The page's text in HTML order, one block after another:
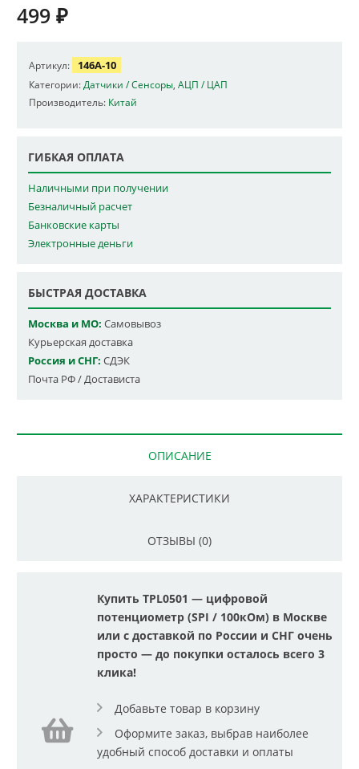
499 ₽
Артикул: 146A-10
Категории: Датчики / Сенсоры АЦП / ЦАП
Производитель: Китай
ГИБКАЯ ОПЛАТА
Наличными при получении
Безналичный расчет
Банковские карты
Электронные деньги
БЫСТРАЯ ДОСТАВКА
Москва и МО: Самовывоз
Курьерская доставка
Россия и СНГ: СДЭК
Почта РФ / Достависта
ОПИСАНИЕ
ХАРАКТЕРИСТИКИ
ОТЗЫВЫ (0)
Купить TPL0501 — цифровой
потенциометр (SPI / 100кОм) в Москве
или с доставкой по России и СНГ очень
просто — до покупки осталось всего 3
клика!
Добавьте товар в корзину
Оформите заказ, выбрав наиболее
удобный способ доставки и оплаты